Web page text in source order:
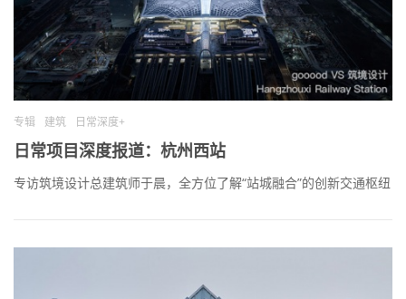
专辑 建筑 日常深度+
日常项目深度报道：杭州西站
专访筑境设计总建筑师于晨，全方位了解“站城融合”的创新交通枢纽